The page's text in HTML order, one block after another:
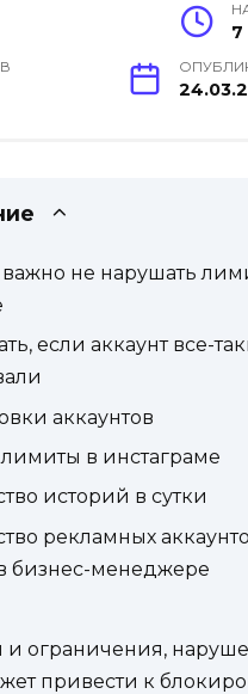
7
не нарушать
если аккаунт все-
аккаунтов
в инстаграме
историй в сутки
рекламных
бизнес-менеджере
ограничения,
привести к